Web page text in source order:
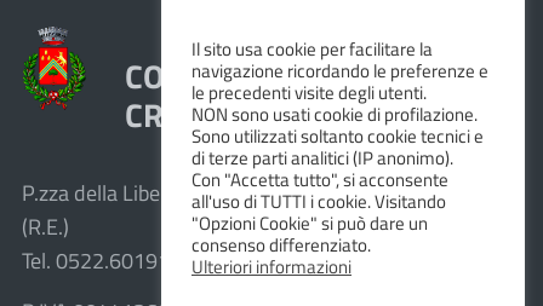
COMUNE DI VEZZANO SUL
CROSTOLO
P.zza della Libertà, 1 – 42030 Vezzano sul Crostolo
(R.E.)
Tel. 0522.601911 – Fax 0522.601947
Il sito usa cookie per facilitare la
navigazione ricordando le preferenze e
le precedenti visite degli utenti.
NON sono usati cookie di profilazione.
Sono utilizzati soltanto cookie tecnici e
di terze parti analitici (IP anonimo).
Con "Accetta tutto", si acconsente
all'uso di TUTTI i cookie. Visitando
"Opzioni Cookie" si può dare un
consenso differenziato.
Ulteriori informazioni